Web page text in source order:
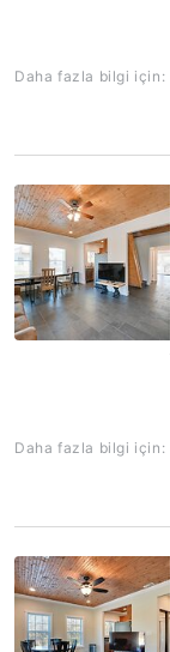
Daha fazla bilgi için:
Daha fazla bilgi için: